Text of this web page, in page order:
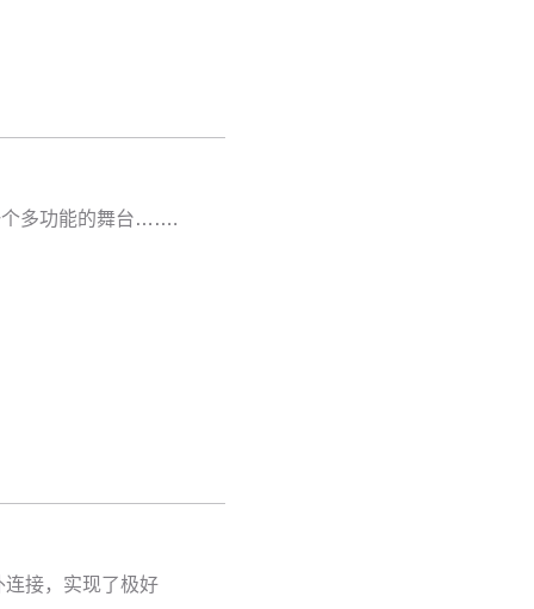
个多功能的舞台…….
接，实现了极好